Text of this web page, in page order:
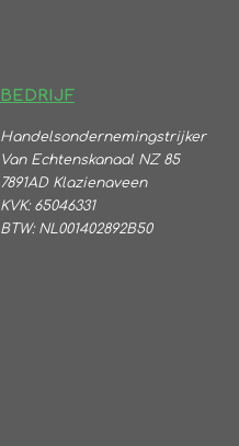
BEDRIJF
Handelsondernemingstrijker
Van Echtenskanaal NZ 85
7891AD Klazienaveen
KVK: 65046331
BTW: NL001402892B50